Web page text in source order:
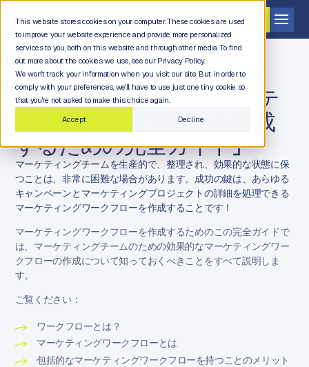
This website stores cookies on your computer. These cookies are used
to improve your website experience and provide more personalized
services to you, both on this website and through other media. To find
out more about the cookies we use, see our Privacy Policy.
We won't track your information when you visit our site. But in order to
comply with your preferences, we'll have to use just one tiny cookie so
that you're not asked to make this choice again.
Accept
Decline
デモを依頼する
eBook：「成功するマーケテ
ィングワークフローを作成
するための完全ガイド」
マーケティングチームを生産的で、整理され、効果的な状態に保
つことは、非常に困難な場合があります。成功の鍵は、あらゆる
キャンペーンとマーケティングプロジェクトの詳細を処理できる
マーケティングワークフローを作成することです！
マーケティングワークフローを作成するためのこの完全ガイドで
は、マーケティングチームのための効果的なマーケティングワー
クフローの作成について知っておくべきことをすべて説明しま
す。
ご覧ください：
ワークフローとは？
マーケティングワークフローとは
包括的なマーケティングワークフローを持つことのメリット